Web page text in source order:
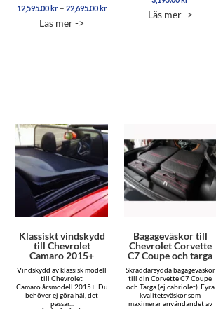
Betygsatt
av 5
12,595.00kr – 22,695.00krPrisintervall:
12,595.00 kr
Läs mer ->
av 5
Läs mer ->
Klassiskt vindskydd
till Chevrolet
Camaro 2015+
Vindskydd av klassisk modell
till Chevrolet
Camaro årsmodell 2015+. Du
behöver ej göra hål, det
passar...
Bagageväskor till
Chevrolet Corvette
C7 Coupe och targa
Skräddarsydda bagageväskor
till din Corvette C7 Coupe
och Targa (ej cabriolet). Fyra
kvalitetsväskor som
maximerar användandet av